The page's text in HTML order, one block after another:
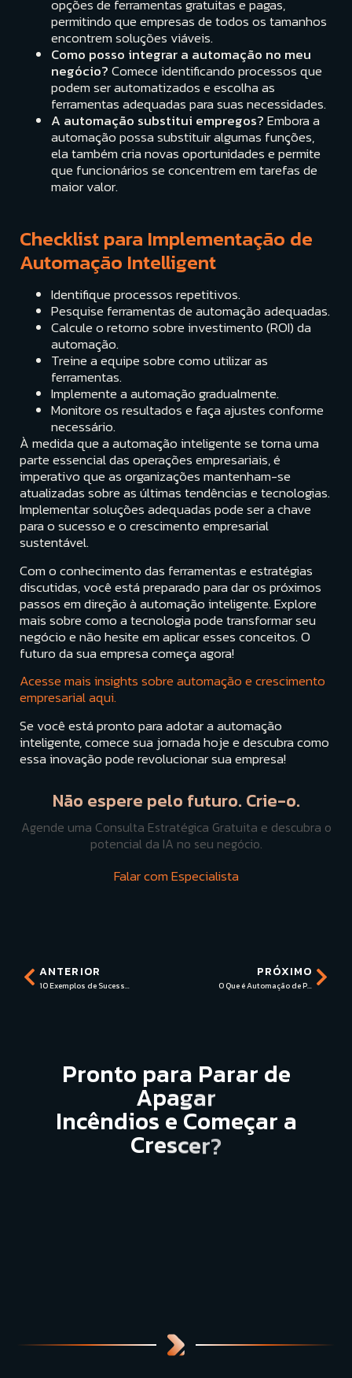
opções de ferramentas gratuitas e pagas,
permitindo que empresas de todos os tamanhos
encontrem soluções viáveis.
Como posso integrar a automação no meu
negócio?Comece identificando processos que
podem ser automatizados e escolha as
ferramentas adequadas para suas necessidades.
A automação substitui empregos?Embora a
automação possa substituir algumas funções,
ela também cria novas oportunidades e permite
que funcionários se concentrem em tarefas de
maior valor.
Checklist para Implementação de
Automação Intelligent
Identifique processos repetitivos.
Pesquise ferramentas de automação adequadas.
Calcule o retorno sobre investimento (ROI) da
automação.
Treine a equipe sobre como utilizar as
ferramentas.
Implemente a automação gradualmente.
Monitore os resultados e faça ajustes conforme
necessário.
À medida que a automação inteligente se torna uma
parte essencial das operações empresariais, é
imperativo que as organizações mantenham-se
atualizadas sobre as últimas tendências e tecnologias.
Implementar soluções adequadas pode ser a chave
para o sucesso e o crescimento empresarial
sustentável.
Com o conhecimento das ferramentas e estratégias
discutidas, você está preparado para dar os próximos
passos em direção à automação inteligente. Explore
mais sobre como a tecnologia pode transformar seu
negócio e não hesite em aplicar esses conceitos. O
futuro da sua empresa começa agora!
Acesse mais insights sobre automação e crescimento
empresarial aqui.
Se você está pronto para adotar a automação
inteligente, comece sua jornada hoje e descubra como
essa inovação pode revolucionar sua empresa!
Não espere pelo futuro. Crie-o.
Agende uma Consulta Estratégica Gratuita e descubra o
potencial da IA no seu negócio.
Falar com Especialista
ANTERIOR
10 Exemplos de Sucesso em Crescimento Empresarial com I.A
PRÓXIMO
O Que é Automação de Processos e Como Pode Ajudar seu Negócio?
Pronto para Parar de
Apagar
Incêndios eComeçar a
Crescer?